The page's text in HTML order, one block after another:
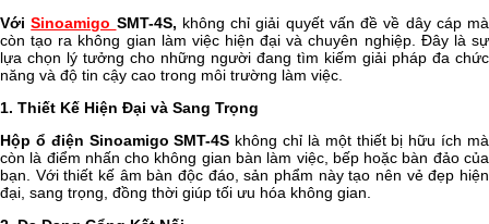
VớiSinoamigo SMT-4S, không chỉ giải quyết vấn đề về dây cáp mà
còn tạo ra không gian làm việc hiện đại và chuyên nghiệp. Đây là sự
lựa chọn lý tưởng cho những người đang tìm kiếm giải pháp đa chức
năng và độ tin cậy cao trong môi trường làm việc.
1. Thiết Kế Hiện Đại và Sang Trọng
Hộp ổ điện Sinoamigo SMT-4S không chỉ là một thiết bị hữu ích mà
còn là điểm nhấn cho không gian bàn làm việc, bếp hoặc bàn đảo của
bạn. Với thiết kế âm bàn độc đáo, sản phẩm này tạo nên vẻ đẹp hiện
đại, sang trọng, đồng thời giúp tối ưu hóa không gian.